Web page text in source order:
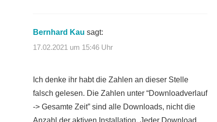
Bernhard Kau sagt:
17.02.2021 um 15:46 Uhr
Ich denke ihr habt die Zahlen an dieser Stelle
falsch gelesen. Die Zahlen unter “Downloadverlauf
-> Gesamte Zeit” sind alle Downloads, nicht die
Anzahl der aktiven Installation. Jeder Download